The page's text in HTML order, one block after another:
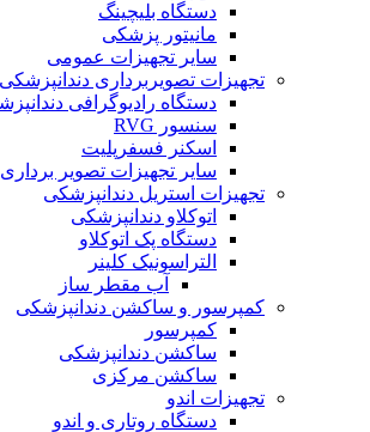
دستگاه بلیچینگ
مانیتور پزشکی
سایر تجهیزات عمومی
تجهیزات تصویربرداری دندانپزشکی
دستگاه رادیوگرافی
سنسور RVG
اسکنر فسفرپلیت
سایر تجهیزات تصویر برداری
تجهیزات استریل دندانپزشکی
اتوکلاو دندانپزشکی
دستگاه پک اتوکلاو
التراسونیک کلینر
آب مقطر ساز
کمپرسور و ساکشن دندانپزشکی
کمپرسور
ساکشن دندانپزشکی
ساکشن مرکزی
تجهیزات اندو
دستگاه روتاری و اندو